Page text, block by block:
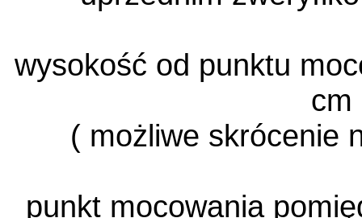
wysokość od punktu
cm
( możliwe skrócenie
punkt mocowania